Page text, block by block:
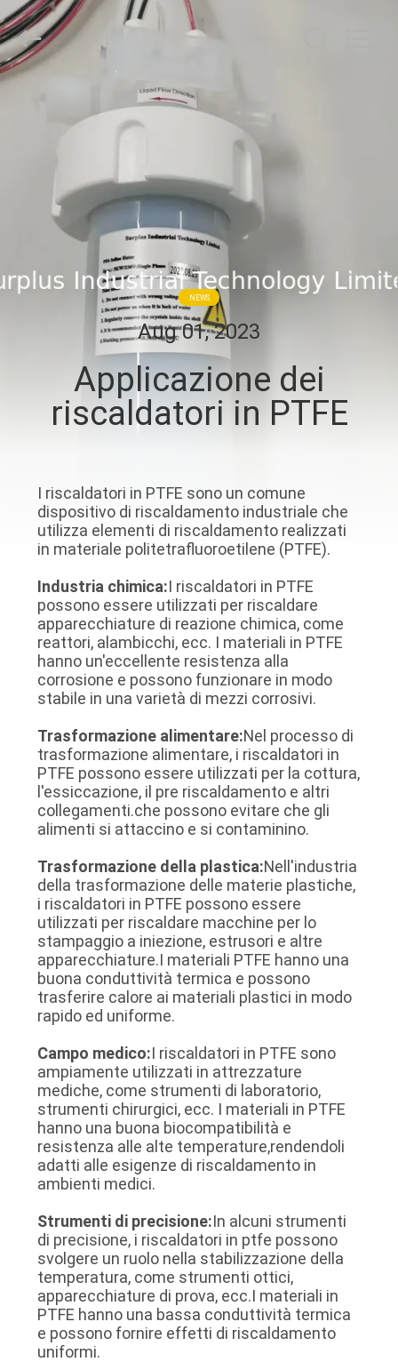
NOI
FABBRICA
QUALITÀ
CONTATTACI
NOTIZIE
CHIEDI UN
PREVENTIVO
MAPPA
DEL
SITO
PRIVACY
POLICY
Surplus
Industrial
Technology
Limited.
All
Rights
Reserved.
NEWS
Aug 01, 2023
Applicazione dei
riscaldatori in PTFE
I riscaldatori in PTFE sono un comune
dispositivo di riscaldamento industriale che
utilizza elementi di riscaldamento realizzati
in materiale politetrafluoroetilene (PTFE).
Industria chimica:I riscaldatori in PTFE
possono essere utilizzati per riscaldare
apparecchiature di reazione chimica, come
reattori, alambicchi, ecc. I materiali in PTFE
hanno un'eccellente resistenza alla
corrosione e possono funzionare in modo
stabile in una varietà di mezzi corrosivi.
Trasformazione alimentare:Nel processo di
trasformazione alimentare, i riscaldatori in
PTFE possono essere utilizzati per la cottura,
l'essiccazione, il pre riscaldamento e altri
collegamenti.che possono evitare che gli
alimenti si attaccino e si contaminino.
Trasformazione della plastica:Nell'industria
della trasformazione delle materie plastiche,
i riscaldatori in PTFE possono essere
utilizzati per riscaldare macchine per lo
stampaggio a iniezione, estrusori e altre
apparecchiature.I materiali PTFE hanno una
buona conduttività termica e possono
trasferire calore ai materiali plastici in modo
rapido ed uniforme.
Campo medico:I riscaldatori in PTFE sono
ampiamente utilizzati in attrezzature
mediche, come strumenti di laboratorio,
strumenti chirurgici, ecc. I materiali in PTFE
hanno una buona biocompatibilità e
resistenza alle alte temperature,rendendoli
adatti alle esigenze di riscaldamento in
ambienti medici.
Strumenti di precisione:In alcuni strumenti
di precisione, i riscaldatori in ptfe possono
svolgere un ruolo nella stabilizzazione della
temperatura, come strumenti ottici,
apparecchiature di prova, ecc.I materiali in
PTFE hanno una bassa conduttività termica
e possono fornire effetti di riscaldamento
uniformi.